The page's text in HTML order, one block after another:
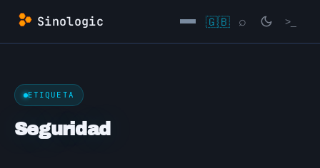
Saltar
contenido
Sinologic 🇬🇧 ⌕ >_
ETIQUETA
Seguridad